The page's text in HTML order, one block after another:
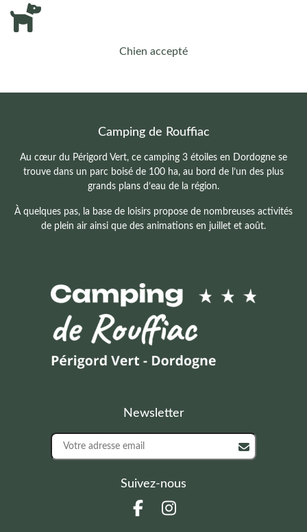
Chien accepté
Camping de Rouffiac
Au cœur du Périgord Vert, ce camping 3 étoiles en Dordogne se
trouve dans un parc boisé de 100 ha, au bord de l’un des plus
grands plans d’eau de la région.
À quelques pas, la base de loisirs propose de nombreuses activités
de plein air ainsi que des animations en juillet et août.
Newsletter
Suivez-nous